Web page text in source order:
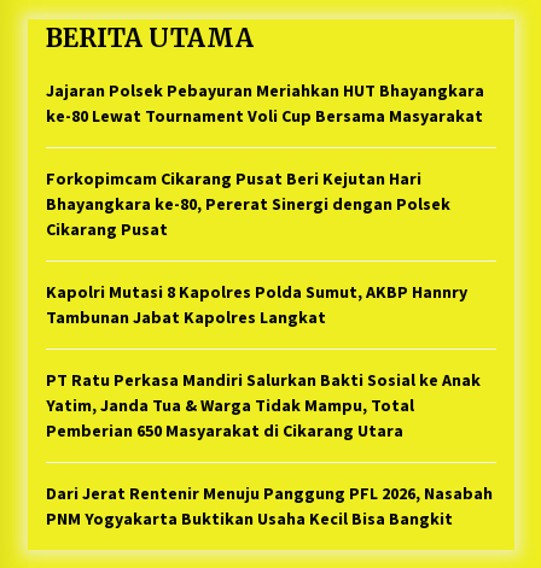
BERITA UTAMA
Jajaran Polsek Pebayuran Meriahkan HUT Bhayangkara
ke-80 Lewat Tournament Voli Cup Bersama Masyarakat
Forkopimcam Cikarang Pusat Beri Kejutan Hari
Bhayangkara ke-80, Pererat Sinergi dengan Polsek
Cikarang Pusat
Kapolri Mutasi 8 Kapolres Polda Sumut, AKBP Hannry
Tambunan Jabat Kapolres Langkat
PT Ratu Perkasa Mandiri Salurkan Bakti Sosial ke Anak
Yatim, Janda Tua & Warga Tidak Mampu, Total
Pemberian 650 Masyarakat di Cikarang Utara
Dari Jerat Rentenir Menuju Panggung PFL 2026, Nasabah
PNM Yogyakarta Buktikan Usaha Kecil Bisa Bangkit